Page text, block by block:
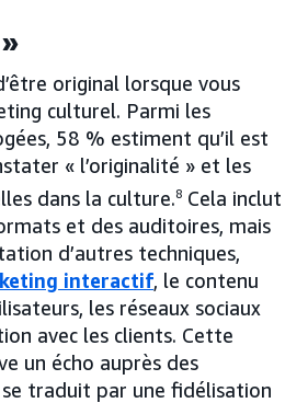
original lorsque vous
culturel. Parmi les
58 % estiment qu’il est
« l’originalité » et les
dans la culture.8 Cela inclut
et des auditoires, mais
d’autres techniques,
interactif, le contenu
les réseaux sociaux
avec les clients. Cette
un écho auprès des
traduit par une fidélisation